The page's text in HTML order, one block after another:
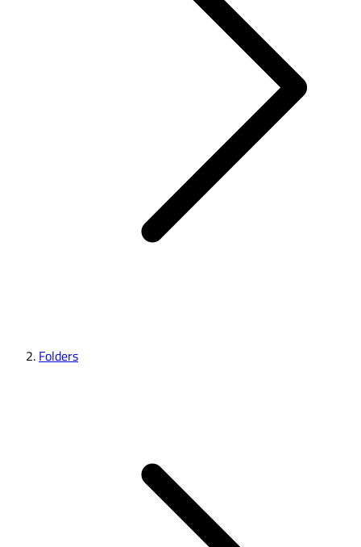
Folders